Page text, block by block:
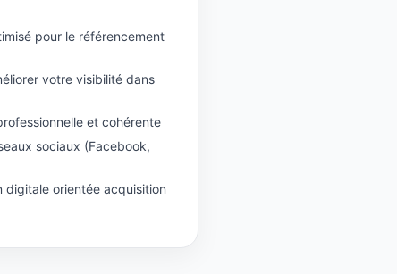
pour le référencement
votre visibilité dans
et cohérente
sociaux (Facebook,
digitale orientée acquisition